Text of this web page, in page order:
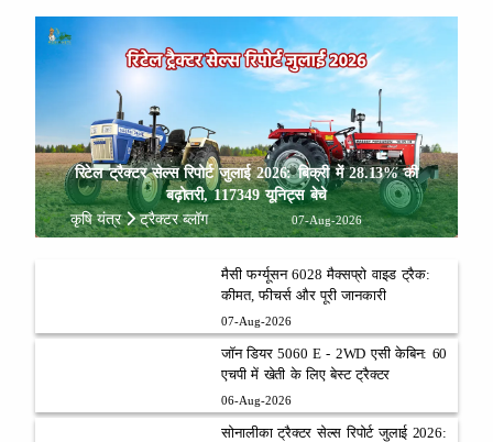
रिटेल ट्रैक्टर सेल्स रिपोर्ट जुलाई 2026: बिक्री में 28.13% की
बढ़ोतरी, 117349 यूनिट्स बेचे
कृषि यंत्र
ट्रैक्टर ब्लॉग 07-Aug-2026
मैसी फर्ग्यूसन 6028 मैक्सप्रो वाइड ट्रैक:
कीमत, फीचर्स और पूरी जानकारी
07-Aug-2026
जॉन डियर 5060 E - 2WD एसी केबिन: 60
एचपी में खेती के लिए बेस्ट ट्रैक्टर
06-Aug-2026
सोनालीका ट्रैक्टर सेल्स रिपोर्ट जुलाई 2026: